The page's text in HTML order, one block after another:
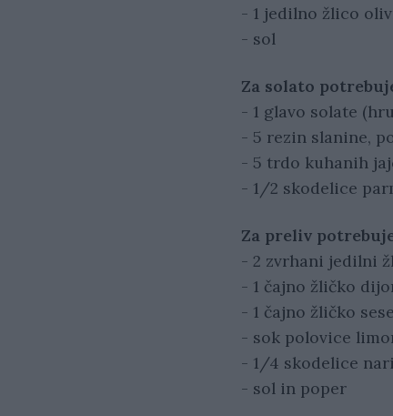
- 1 jedilno žlico
- sol
Za solato
- 1 glavo solate
- 5 rezin slanine,
- 5 trdo kuhanih
- 1/2 skodelice
Za preliv
- 2 zvrhani jedilni
- 1 čajno žličko
- 1 čajno žličko
- sok polovice
- 1/4 skodelice
- sol in poper